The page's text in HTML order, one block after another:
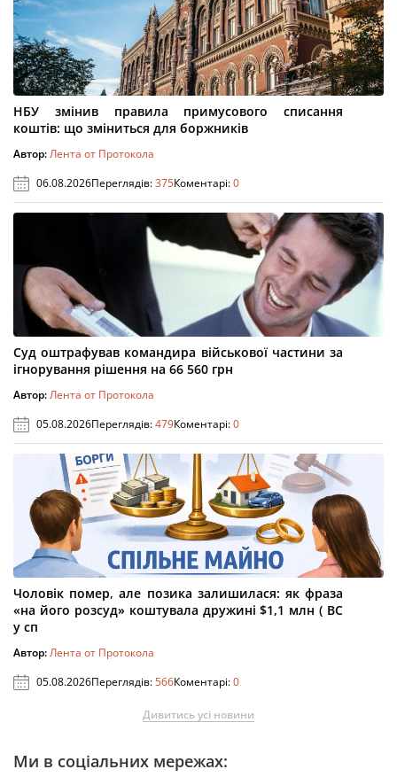
НБУ змінив правила примусового списання
коштів: що зміниться для боржників
Автор:Лента от Протокола
06.08.2026Переглядів:375Коментарі:0
Суд оштрафував командира військової частини за
ігнорування рішення на 66 560 грн
Автор:Лента от Протокола
05.08.2026Переглядів:479Коментарі:0
Чоловік помер, але позика залишилася: як фраза
«на його розсуд» коштувала дружині $1,1 млн ( ВС
у сп
Автор:Лента от Протокола
05.08.2026Переглядів:566Коментарі:0
Дивитись усі новини
Ми в соціальних мережах: